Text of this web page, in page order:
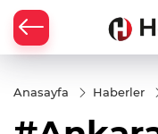
Anasayfa Haberler